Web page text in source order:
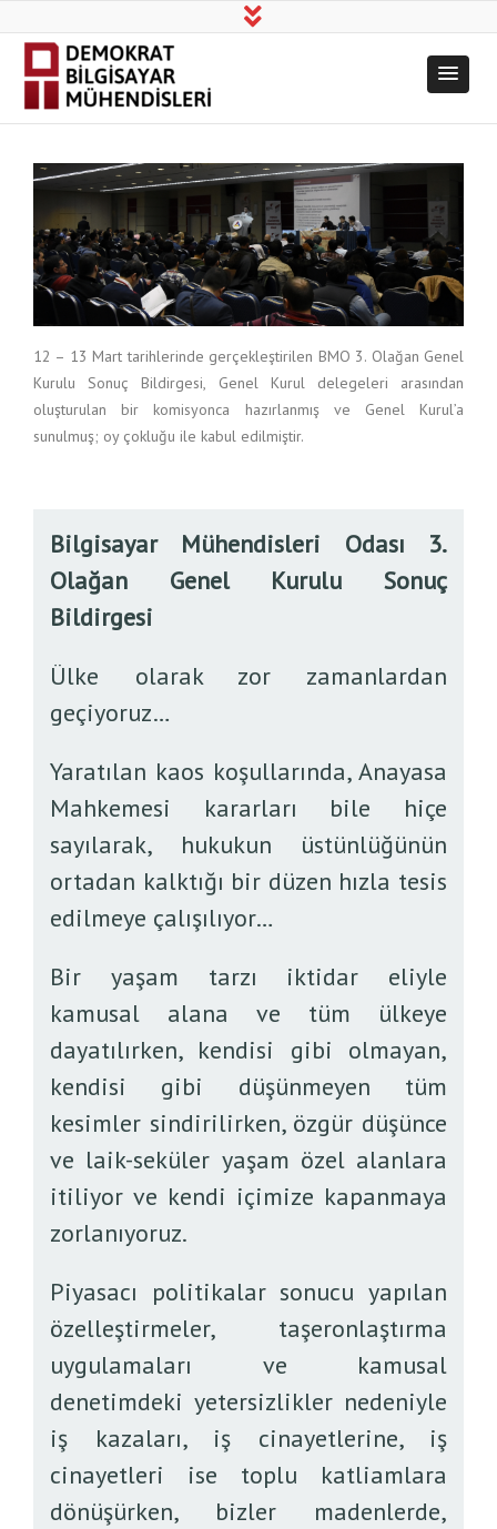
Demokrat
Bilgisayar
Mühendisleri
Üretim, Bilim, Dayanışma!
12 – 13 Mart tarihlerinde gerçekleştirilen BMO 3. Olağan Genel
Kurulu Sonuç Bildirgesi, Genel Kurul delegeleri arasından
oluşturulan bir komisyonca hazırlanmış ve Genel Kurul’a
sunulmuş; oy çokluğu ile kabul edilmiştir.
Bilgisayar Mühendisleri Odası 3.
Olağan Genel Kurulu Sonuç
Bildirgesi
Ülke olarak zor zamanlardan
geçiyoruz…
Yaratılan kaos koşullarında, Anayasa
Mahkemesi kararları bile hiçe
sayılarak, hukukun üstünlüğünün
ortadan kalktığı bir düzen hızla tesis
edilmeye çalışılıyor…
Bir yaşam tarzı iktidar eliyle
kamusal alana ve tüm ülkeye
dayatılırken, kendisi gibi olmayan,
kendisi gibi düşünmeyen tüm
kesimler sindirilirken, özgür düşünce
ve laik-seküler yaşam özel alanlara
itiliyor ve kendi içimize kapanmaya
zorlanıyoruz.
Piyasacı politikalar sonucu yapılan
özelleştirmeler, taşeronlaştırma
uygulamaları ve kamusal
denetimdeki yetersizlikler nedeniyle
iş kazaları, iş cinayetlerine, iş
cinayetleri ise toplu katliamlara
dönüşürken, bizler madenlerde,